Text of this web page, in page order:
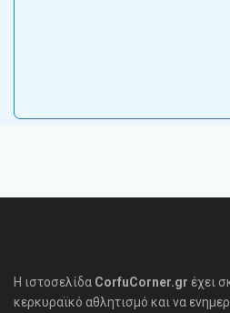
Η ιστοσελίδα CorfuCorner.gr έχει
κερκυραϊκό αθλητισμό και να